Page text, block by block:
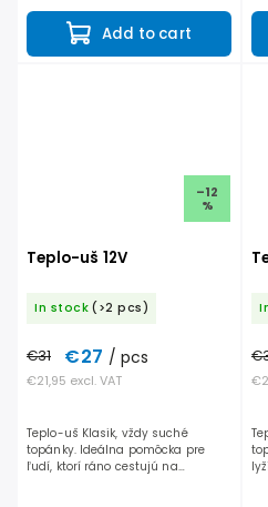
Add to cart
–12
%
Teplo-uš 12V
In stock (>2 pcs)
€21,95 excl. VAT
€31 €27 / pcs
Teplo-uš Klasik, vždy suché
topánky. Ideálna pomôcka pre
ľudí, ktorí ráno cestujú na